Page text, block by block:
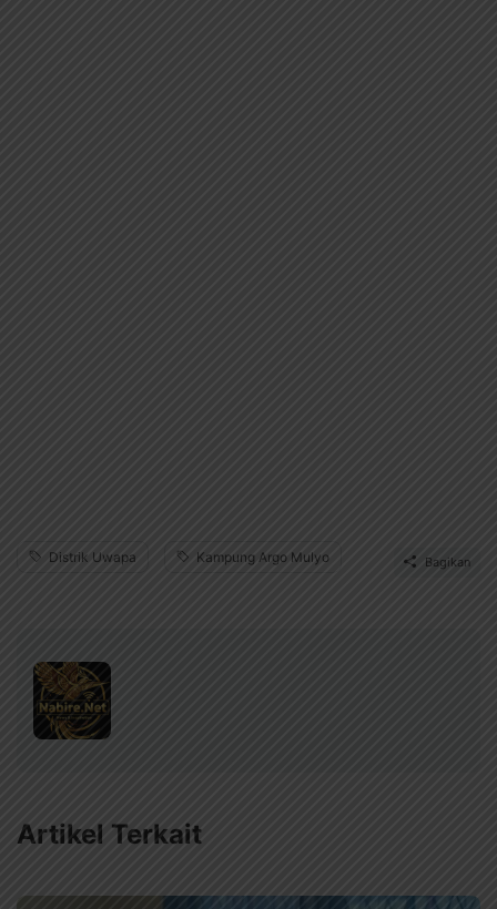
Distrik Uwapa Kampung Argo Mulyo Bagikan
Artikel Terkait